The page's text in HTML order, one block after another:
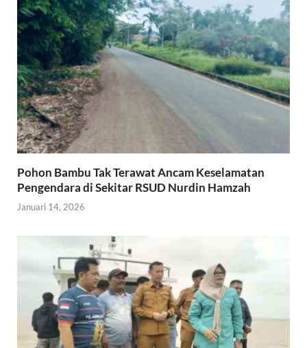
Pohon Bambu Tak Terawat Ancam Keselamatan
Pengendara di Sekitar RSUD Nurdin Hamzah
Januari 14, 2026